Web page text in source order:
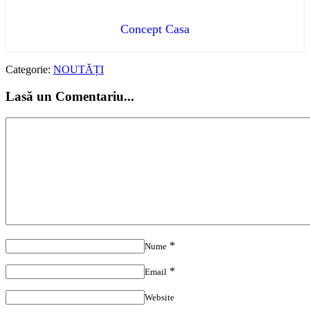
Concept Casa
Categorie: NOUTĂȚI
Lasă un Comentariu...
Nume *
Email *
Website